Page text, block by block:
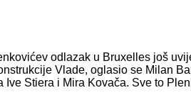
odlazak u Bruxelles još
Vlade, oglasio se Milan
Stiera i Mira Kovača. Sve to